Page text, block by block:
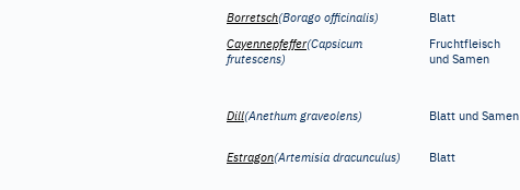
Borretsch(Borago officinalis) Blatt
Cayennepfeffer(Capsicum
frutescens)
Fruchtfleisch
und Samen
Dill(Anethum graveolens) Blatt und Samen
Estragon(Artemisia dracunculus) Blatt